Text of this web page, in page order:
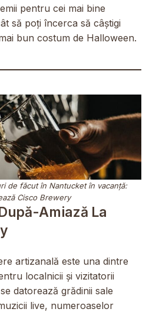
pentru cei mai bine
să poți încerca să câștigi
bun costum de Halloween.
de făcut în Nantucket în vacanță:
Cisco Brewery
Amiază La
artizanală este una dintre
localnicii și vizitatorii
datorează grădinii sale
live, numeroaselor